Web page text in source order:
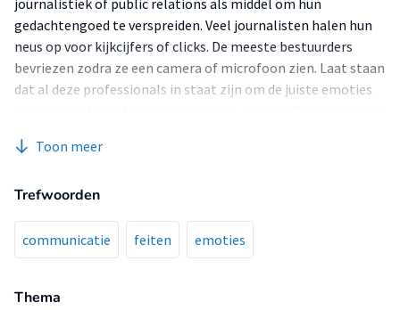
journalistiek of public relations als middel om hun
gedachtengoed te verspreiden. Veel journalisten halen hun
neus op voor kijkcijfers of clicks. De meeste bestuurders
bevriezen zodra ze een camera of microfoon zien. Laat staan
dat al deze professionals in staat zijn om de juiste emoties
Toon meer
Trefwoorden
communicatie feiten emoties
Thema